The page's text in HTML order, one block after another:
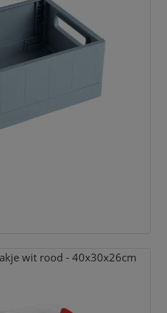
wit rood - 40x30x26cm